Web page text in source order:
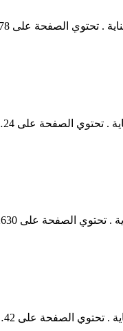
. تحتوي الصفحة على 78…
. تحتوي الصفحة على 24…
الصفحة على 2630…
. تحتوي الصفحة على 42…